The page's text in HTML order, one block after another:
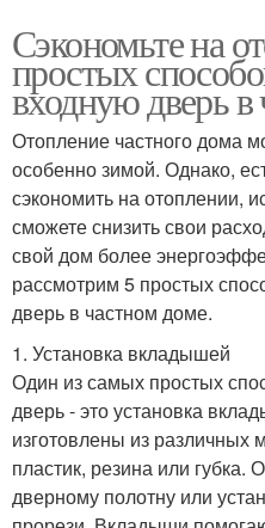
Сэкономьте на
простых
входную дверь в
Отопление частного дома
особенно зимой. Однако,
сэкономить на отоплении,
сможете снизить свои
свой дом более
рассмотрим 5 простых
дверь в частном доме.
1. Установка вкладышей
Один из самых простых
дверь - это установка
изготовлены из различных
пластик, резина или губка.
дверному полотну или